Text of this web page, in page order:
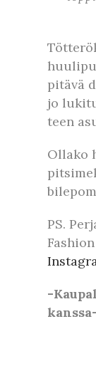
pitävä
jo
teen
Ollako
PS.
-